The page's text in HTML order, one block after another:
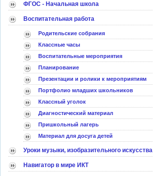
ФГОС - Начальная школа
Воспитательная работа
Родительские собрания
Классные часы
Воспитательные мероприятия
Планирование
Презентации и ролики к мероприятиям
Портфолио младших школьников
Классный уголок
Диагностический материал
Пришкольный лагерь
Материал для досуга детей
Уроки музыки, изобразительного искусства
Навигатор в мире ИКТ